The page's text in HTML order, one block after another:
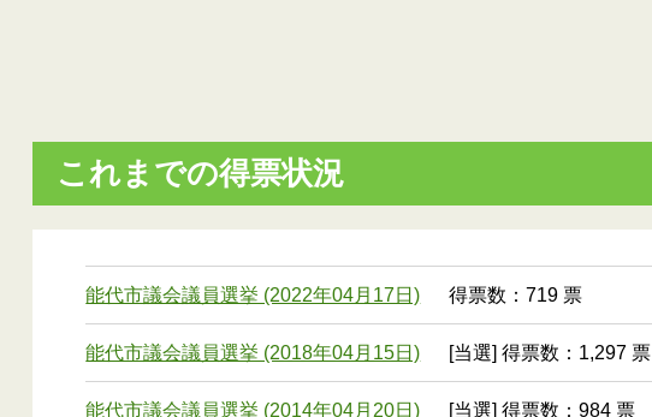
これまでの得票状況
能代市議会議員選挙 (2022年04月17日) 得票数：719 票
能代市議会議員選挙 (2018年04月15日) [当選] 得票数：1,297 票
能代市議会議員選挙 (2014年04月20日) [当選] 得票数：984 票